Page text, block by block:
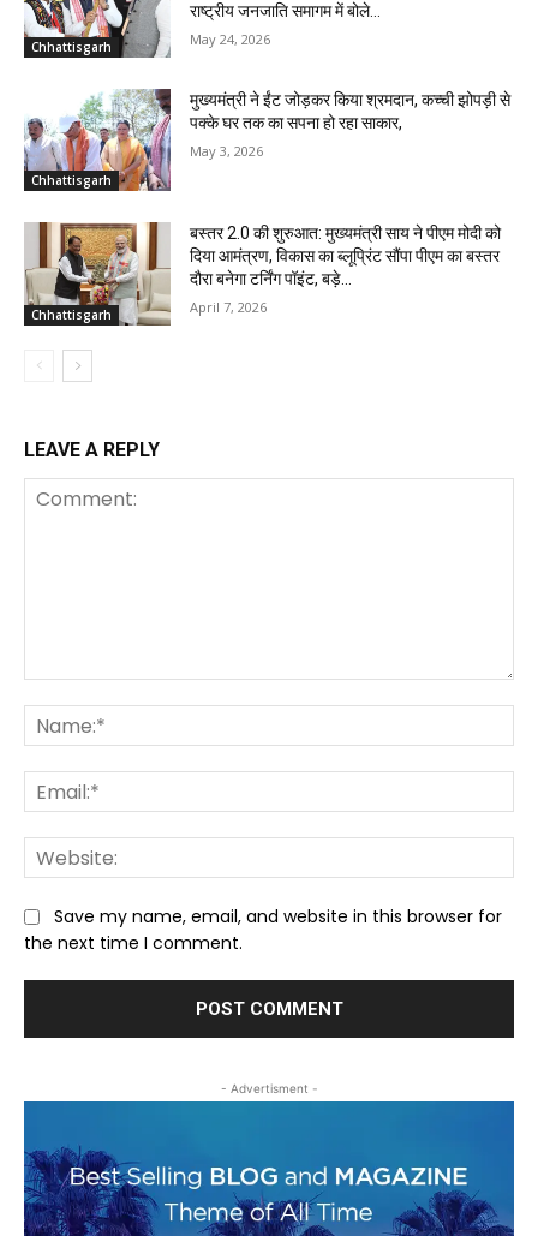
Chhattisgarh
राष्ट्रीय जनजाति समागम में बोले...
May 24, 2026
Chhattisgarh
मुख्यमंत्री ने ईंट जोड़कर किया श्रमदान, कच्ची झोपड़ी से
पक्के घर तक का सपना हो रहा साकार,
May 3, 2026
Chhattisgarh
बस्तर 2.0 की शुरुआत: मुख्यमंत्री साय ने पीएम मोदी को
दिया आमंत्रण, विकास का ब्लूप्रिंट सौंपा पीएम का बस्तर
दौरा बनेगा टर्निंग पॉइंट, बड़े...
April 7, 2026
LEAVE A REPLY
Save my name, email, and website in this browser for
the next time I comment.
- Advertisment -